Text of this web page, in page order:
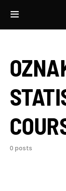
0 posts